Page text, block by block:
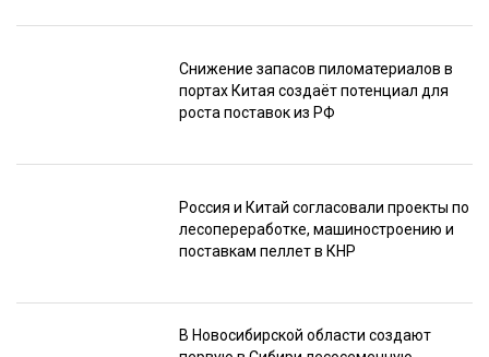
Снижение запасов пиломатериалов в
портах Китая создаёт потенциал для
роста поставок из РФ
Россия и Китай согласовали проекты по
лесопереработке, машиностроению и
поставкам пеллет в КНР
В Новосибирской области создают